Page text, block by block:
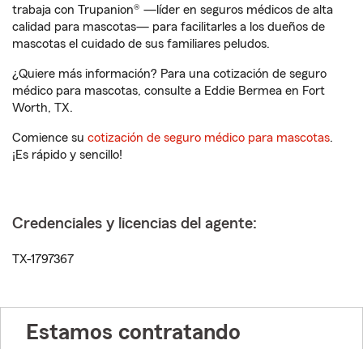
trabaja con Trupanion® —líder en seguros médicos de alta
calidad para mascotas— para facilitarles a los dueños de
mascotas el cuidado de sus familiares peludos.
¿Quiere más información? Para una cotización de seguro
médico para mascotas, consulte a Eddie Bermea en Fort
Worth, TX.
Comience su cotización de seguro médico para mascotas.
¡Es rápido y sencillo!
Credenciales y licencias del agente:
TX-1797367
Estamos contratando